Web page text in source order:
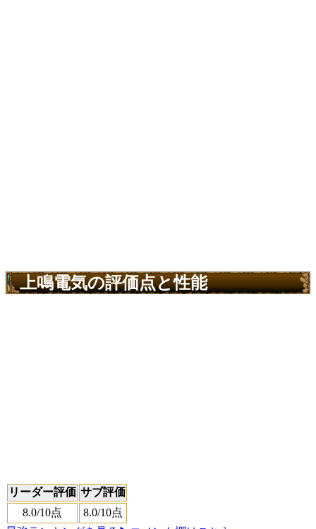
上鳴電気の評価点と性能
リーダー評価 サブ評価
8.0/10点 8.0/10点